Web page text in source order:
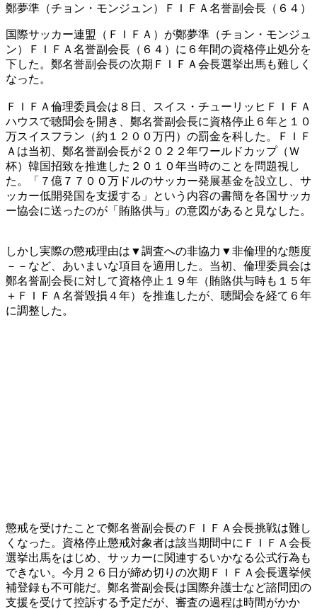
鄭夢準（チョン・モンジュン）ＦＩＦＡ名誉副会長（６４）
国際サッカー連盟（ＦＩＦＡ）が鄭夢準（チョン・モンジュ
ン）ＦＩＦＡ名誉副会長（６４）に６年間の資格停止処分を
下した。鄭名誉副会長の次期ＦＩＦＡ会長選挙出馬も難しく
なった。
ＦＩＦＡ倫理委員会は８日、スイス・チューリッヒＦＩＦＡ
ハウスで聴聞会を開き、鄭名誉副会長に資格停止６年と１０
万スイスフラン（約１２００万円）の罰金を科した。ＦＩＦ
Ａは当初、鄭名誉副会長が２０２２年ワールドカップ（Ｗ
杯）韓国招致を推進した２０１０年当時のことを問題視し
た。「７億７７００万ドルのサッカー発展基金を設立し、サ
ッカー低開発国を支援する」という内容の書簡を各国サッカ
ー協会に送ったのが「賄賂供与」の意図があると見なした。
しかし実際の懲戒理由は▼調査への非協力▼非倫理的な態度
－－など、あいまいな項目を適用した。当初、倫理委員会は
鄭名誉副会長に対して資格停止１９年（賄賂供与時も１５年
＋ＦＩＦＡ名誉毀損４年）を推進したが、聴聞会を経て６年
に調整した。
懲戒を受けたことで鄭名誉副会長のＦＩＦＡ会長挑戦は難し
くなった。資格停止懲戒対象者は該当期間中にＦＩＦＡ会長
選挙出馬をはじめ、サッカーに関連するいかなる公式行為も
できない。今月２６日が締め切りの次期ＦＩＦＡ会長選挙候
補登録も不可能だ。鄭名誉副会長は国際弁護士など諮問団の
支援を受けて控訴する予定だが、審査の過程は時間がかか